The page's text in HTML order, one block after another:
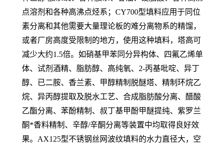
点溶剂和各种高沸点烃系；CY700型填料应用于同位
素分离和其他需要大量理论板的难分离物系的精馏，
或者厂房高度受限制的地方，使用这种填料，塔高可
减少大约1.5倍。如硝基甲苯同分异构体、四氟乙烯单
体、试剂酒精、脂肪醇、高纯氧、2-丙基吡啶、异丁
醇、已二胺、香兰素、甲醇精制脱醚塔、精制环烷乙
烷、异丙醇提取及脱水工艺、合成脂肪酸分离、醋酸
乙酯分离、苯酚精制、叔丁基甲酚甲醚提纯、紫罗兰
酮*香料精制、辛醇/辛酮分离等装置中均取得良好效
果。AX125型不锈钢丝网波纹填料的水力直径大，空